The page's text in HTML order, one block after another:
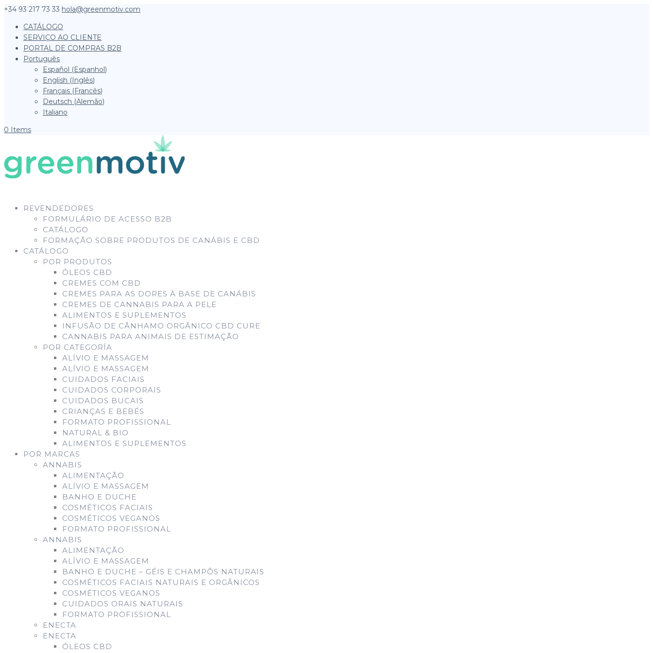
+34 93 217 73 33 hola@greenmotiv.com
CATÁLOGO
SERVIÇO AO CLIENTE
PORTAL DE COMPRAS B2B
Português
Español (Espanhol)
English (Inglês)
Français (Francês)
Deutsch (Alemão)
Italiano
0 Items
REVENDEDORES
FORMULÁRIO DE ACESSO B2B
CATÁLOGO
FORMAÇÃO SOBRE PRODUTOS DE CANÁBIS E CBD
CATÁLOGO
POR PRODUTOS
ÓLEOS CBD
CREMES COM CBD
CREMES PARA AS DORES À BASE DE CANÁBIS
CREMES DE CANNABIS PARA A PELE
ALIMENTOS E SUPLEMENTOS
INFUSÃO DE CÂNHAMO ORGÂNICO CBD CURE
CANNABIS PARA ANIMAIS DE ESTIMAÇÃO
POR CATEGORÍA
ALÍVIO E MASSAGEM
ALÍVIO E MASSAGEM
CUIDADOS FACIAIS
CUIDADOS CORPORAIS
CUIDADOS BUCAIS
CRIANÇAS E BEBÉS
FORMATO PROFISSIONAL
NATURAL & BIO
ALIMENTOS E SUPLEMENTOS
POR MARCAS
ANNABIS
ALIMENTAÇÃO
ALÍVIO E MASSAGEM
BANHO E DUCHE
COSMÉTICOS FACIAIS
COSMÉTICOS VEGANOS
FORMATO PROFISSIONAL
ANNABIS
ALIMENTAÇÃO
ALÍVIO E MASSAGEM
BANHO E DUCHE – GÉIS E CHAMPÔS NATURAIS
COSMÉTICOS FACIAIS NATURAIS E ORGÂNICOS
COSMÉTICOS VEGANOS
CUIDADOS ORAIS NATURAIS
FORMATO PROFISSIONAL
ENECTA
ENECTA
ÓLEOS CBD